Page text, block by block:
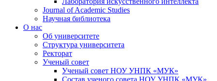
Journal of Academic Studies
Научная библиотека
О нас
Об университете
Структура университета
Ректорат
Ученый совет
Ученый совет НОУ УНПК «МУК»
Состав ученого совета НОУ УНПК «МУК»